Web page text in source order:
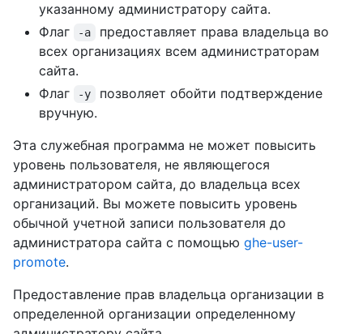
указанному администратору сайта.
Флаг
-a
предоставляет права владельца во
всех организациях всем администраторам
сайта.
Флаг
-y
позволяет обойти подтверждение
вручную.
Эта служебная программа не может повысить
уровень пользователя, не являющегося
администратором сайта, до владельца всех
организаций. Вы можете повысить уровень
обычной учетной записи пользователя до
администратора сайта с помощью ghe-user-
promote.
Предоставление прав владельца организации в
определенной организации определенному